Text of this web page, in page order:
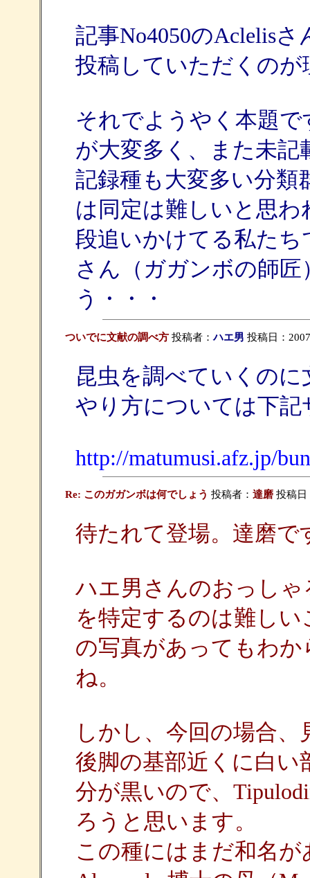
記事No4050のAclelis
投稿していただくの
それでようやく本題
が大変多く、また未記
記録種も大変多い分類
は同定は難しいと思
段追いかけてる私た
さん（ガガンボの師
う・・・
ついでに文献の調べ方投稿者：ハエ男 投稿日：
昆虫を調べていくの
やり方については下
http://matumusi.afz.jp/
Re: このガガンボは何でしょう 投稿者： 達磨 投稿日
待たれて登場。達磨で
ハエ男さんのおっし
を特定するのは難し
の写真があってもわ
ね。
しかし、今回の場合
後脚の基部近くに白い
分が黒いので、
ろうと思います。
この種にはまだ和名が